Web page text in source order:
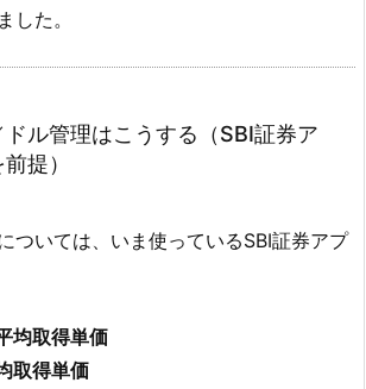
した。
ル管理はこうする（SBI証券ア
提）
ついては、いま使っているSBI証券アプ
均取得単価
取得単価